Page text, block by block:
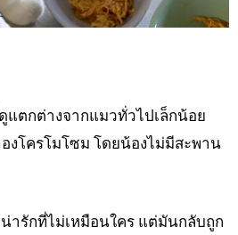
แตกต่างจากแมวทั่วไปเล็กน้อย
งโครโมโซม โดยน้องไม่มีสะพาน
ารักที่ไม่เหมือนใคร แต่มันกลับถูก